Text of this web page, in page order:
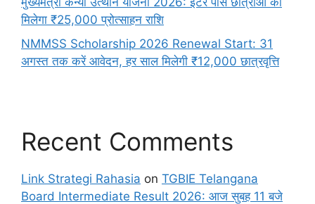
मिलेगा ₹25,000 प्रोत्साहन राशि
NMMSS Scholarship 2026 Renewal Start: 31
अगस्त तक करें आवेदन, हर साल मिलेगी ₹12,000 छात्रवृत्ति
Recent Comments
Link Strategi Rahasia on TGBIE Telangana
Board Intermediate Result 2026: आज सुबह 11 बजे